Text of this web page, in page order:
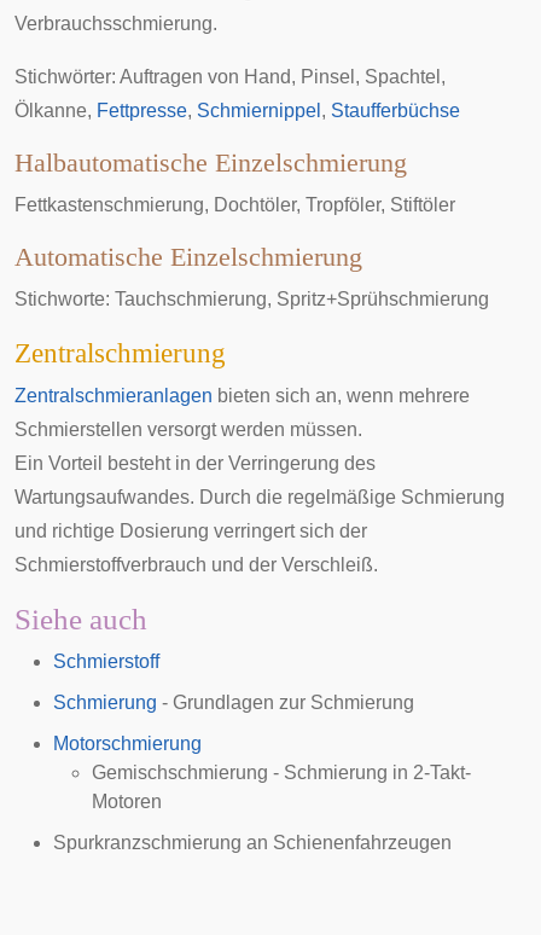
Verbrauchsschmierung.
Stichwörter: Auftragen von Hand, Pinsel, Spachtel,
Ölkanne, Fettpresse, Schmiernippel , Staufferbüchse
Halbautomatische Einzelschmierung
Fettkastenschmierung, Dochtöler, Tropföler, Stiftöler
Automatische Einzelschmierung
Stichworte: Tauchschmierung, Spritz+Sprühschmierung
Zentralschmierung
Zentralschmieranlagen bieten sich an, wenn mehrere
Schmierstellen versorgt werden müssen.
Ein Vorteil besteht in der Verringerung des
Wartungsaufwandes. Durch die regelmäßige Schmierung
und richtige Dosierung verringert sich der
Schmierstoffverbrauch und der Verschleiß.
Siehe auch
Schmierstoff
Schmierung - Grundlagen zur Schmierung
Motorschmierung
Gemischschmierung - Schmierung in 2-Takt-
Motoren
Spurkranzschmierung an Schienenfahrzeugen